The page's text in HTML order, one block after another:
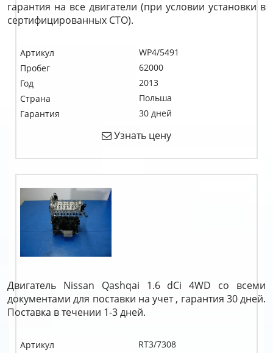
гарантия на все двигатели (при условии установки в
сертифицированных СТО).
Артикул
WP4/5491
Пробег
62000
Год
2013
Страна
Польша
Гарантия
30 дней
Узнать цену
Двигатель Nissan Qashqai 1.6 dCi 4WD со всеми
документами для поставки на учет , гарантия 30 дней.
Поставка в течении 1-3 дней.
Артикул
RT3/7308